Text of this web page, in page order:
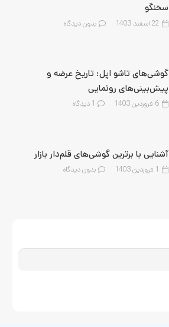
سخنگو
22 اسفند 1403 بدون دیدگاه
گوشی‌های تاشو اپل: تاریخ عرضه و
پیش‌بینی‌های رونمایی
6 فروردین 1403 1 دیدگاه
آشنایی با برترین گوشی‌های قلم‌‌دار بازار
1 فروردین 1403 بدون دیدگاه